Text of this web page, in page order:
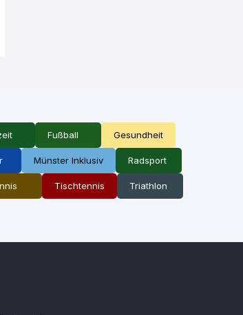
Fußball Gesundheit
Münster Inklusiv Radsport
Tischtennis Triathlon